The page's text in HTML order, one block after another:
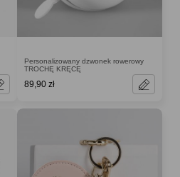
Personalizowany dzwonek rowerowy
TROCHĘ KRĘCĘ
89,90 zł